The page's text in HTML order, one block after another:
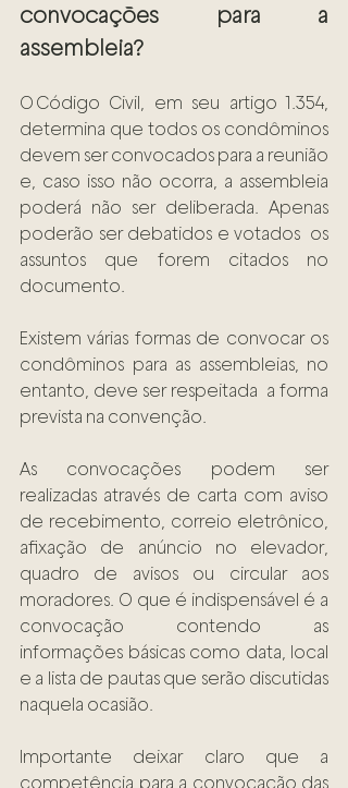
convocações para a
assembleia?
O Código Civil, em seu artigo 1.354,
determina que todos os condôminos
devem ser convocados para a reunião
e, caso isso não ocorra, a assembleia
poderá não ser deliberada. Apenas
poderão ser debatidos e votados  os
assuntos que forem citados no
documento.
Existem várias formas de convocar os
condôminos para as assembleias, no
entanto, deve ser respeitada  a forma
prevista na convenção.
As convocações podem ser
realizadas através de carta com aviso
de recebimento, correio eletrônico,
afixação de anúncio no elevador,
quadro de avisos ou circular aos
moradores. O que é indispensável é a
convocação contendo as
informações básicas como data, local
e a lista de pautas que serão discutidas
naquela ocasião.
Importante deixar claro que a
competência para a convocação das